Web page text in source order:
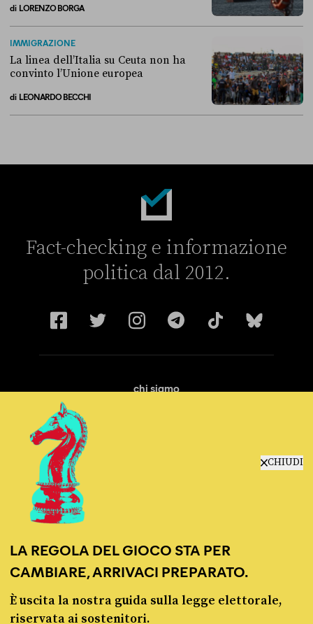
CHIUDI
LA REGOLA DEL GIOCO STA PER
CAMBIARE, ARRIVACI PREPARATO.
È uscita la nostra guida sulla legge elettorale,
riservata ai sostenitori.
di LORENZO BORGA
IMMIGRAZIONE
La linea dell’Italia su Ceuta non ha
convinto l’Unione europea
di LEONARDO BECCHI
Fact-checking e informazione
politica dal 2012.
chi siamo
© Pagella Politica 2012 - 2026